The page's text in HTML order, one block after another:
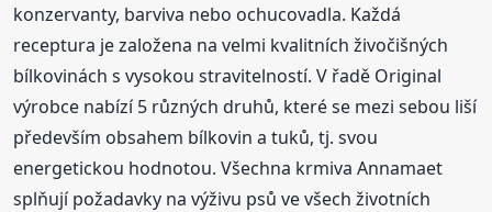
konzervanty, barviva nebo ochucovadla. Každá
receptura je založena na velmi kvalitních živočišných
bílkovinách s vysokou stravitelností. V řadě Original
výrobce nabízí 5 různých druhů, které se mezi sebou liší
především obsahem bílkovin a tuků, tj. svou
energetickou hodnotou. Všechna krmiva Annamaet
splňují požadavky na výživu psů ve všech životních